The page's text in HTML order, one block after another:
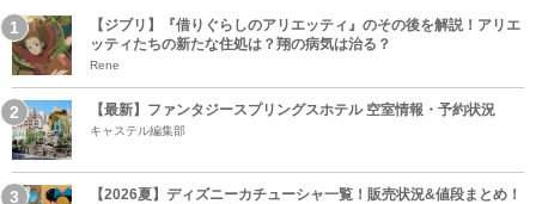
【ジブリ】『借りぐらしのアリエッティ』のその後を解説！アリエ
ッティたちの新たな住処は？翔の病気は治る？
Rene
【最新】ファンタジースプリングスホテル 空室情報・予約状況
キャステル編集部
【2026夏】ディズニーカチューシャ一覧！販売状況&値段まとめ！